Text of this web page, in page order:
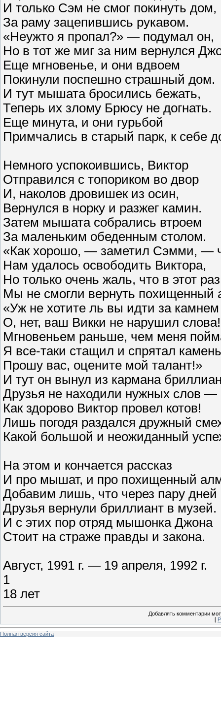
И только Сэм не смог покинуть дом,
За раму зацепившись рукавом.
«Неужто я пропал?» — подумал он,
Но в тот же миг за ним вернулся
Еще мгновенье, и они вдвоем
Покинули поспешно страшный дом.
И тут мышата бросились бежать,
Теперь их злому Брюсу не догнать.
Еще минута, и они гурьбой
Примчались в старый парк, к себе
Немного успокоившись, Виктор
Отправился с топориком во двор
И, наколов дровишек из осин,
Вернулся в норку и разжег камин.
Затем мышата собрались втроем
За маленьким обеденным столом.
«Как хорошо, — заметил Сэмми, —
Нам удалось освободить Виктора,
Но только очень жаль, что в этот раз
Мы не смогли вернуть похищенный
«Уж не хотите ль вы идти за
О, нет, ваш Викки не нарушил слова!
Мгновеньем раньше, чем меня
Я все-таки стащил и спрятал
Прошу вас, оцените мой талант!»
И тут он вынул из кармана
Друзья не находили нужных слов —
Как здорово Виктор провел котов!
Лишь погодя раздался дружный
Какой большой и неожиданный
На этом и кончается рассказ
И про мышат, и про похищенный
Добавим лишь, что через пару дней
Друзья вернули бриллиант в музей.
И с этих пор отряд мышонка Джона
Стоит на страже правды и закона.
Август, 1991 г. — 19 апреля, 1992 г.
1
18 лет
Добавлять комментарии
[
Полная версия сайта